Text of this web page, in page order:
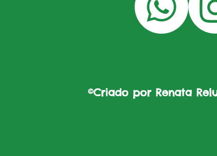
©Criado por Renata